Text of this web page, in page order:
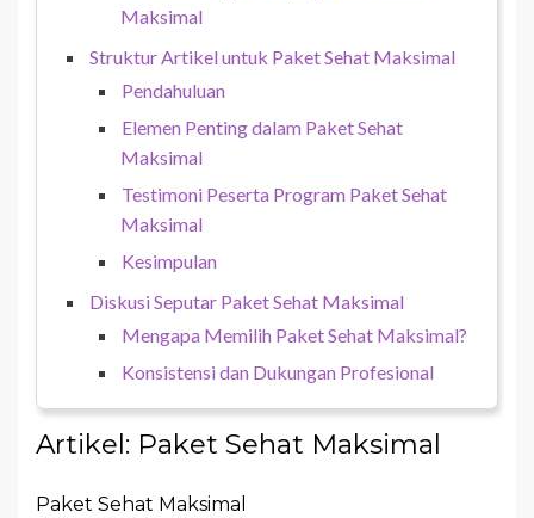
Maksimal
Struktur Artikel untuk Paket Sehat Maksimal
Pendahuluan
Elemen Penting dalam Paket Sehat
Maksimal
Testimoni Peserta Program Paket Sehat
Maksimal
Kesimpulan
Diskusi Seputar Paket Sehat Maksimal
Mengapa Memilih Paket Sehat Maksimal?
Konsistensi dan Dukungan Profesional
Artikel: Paket Sehat Maksimal
Paket Sehat Maksimal